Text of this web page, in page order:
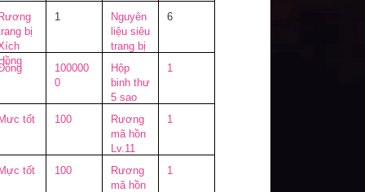
Rương
bị
Hồng
1
Nguyên
liệu siêu
trang bị
6
100000
0
Hộp
binh thư
5 sao
1
Mưc tốt 100
Rương
mã hồn
Lv.11
1
Mực tốt 100
Rương
mã hồn
1